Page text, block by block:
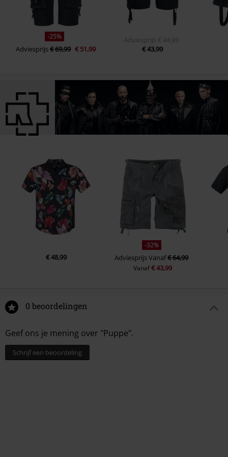
-25%
Adviesprijs€ 69,99 € 51,99
Adviesprijs
€ 44,99
€ 43,99
€ 48,99
-32%
AdviesprijsVanaf€ 64,99
Vanaf€ 43,99
0 beoordelingen
Geef ons je mening over "Puppe".
Schrijf een beoordeling